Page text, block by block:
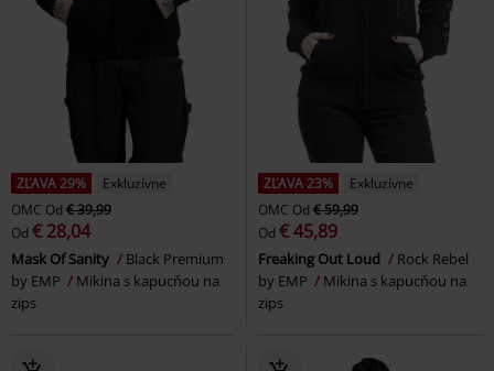
ZĽAVA 29%
Exkluzívne
OMC Od € 39,99
Od € 28,04
Mask Of Sanity
Black Premium
by EMP
Mikina s kapucňou na
zips
ZĽAVA 23%
Exkluzívne
OMC Od € 59,99
Od € 45,89
Freaking Out Loud
Rock Rebel
by EMP
Mikina s kapucňou na
zips